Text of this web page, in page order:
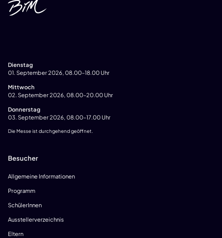
Dienstag
01. September 2026, 08.00–18.00 Uhr
Mittwoch
02. September 2026, 08.00–20.00 Uhr
Donnerstag
03. September 2026, 08.00–17.00 Uhr
Die Messe ist durchgehend geöffnet.
Besucher
Allgemeine Informationen
Programm
SchülerInnen
Ausstellerverzeichnis
Eltern